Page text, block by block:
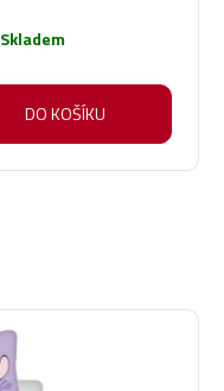
Skladem
DO KOŠÍKU